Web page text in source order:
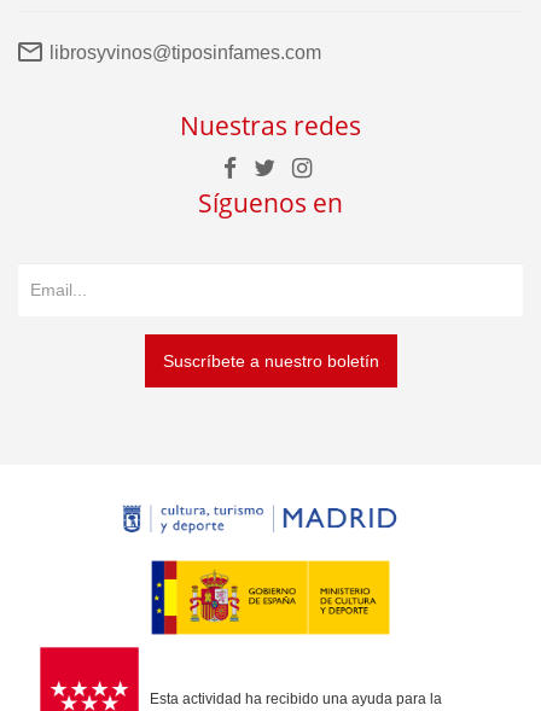
librosyvinos@tiposinfames.com
Nuestras redes
Síguenos en
Suscríbete a nuestro boletín
Esta actividad ha recibido una ayuda para la